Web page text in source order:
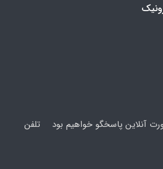
آنلاین پاسخگو خواهیم بود تلفن